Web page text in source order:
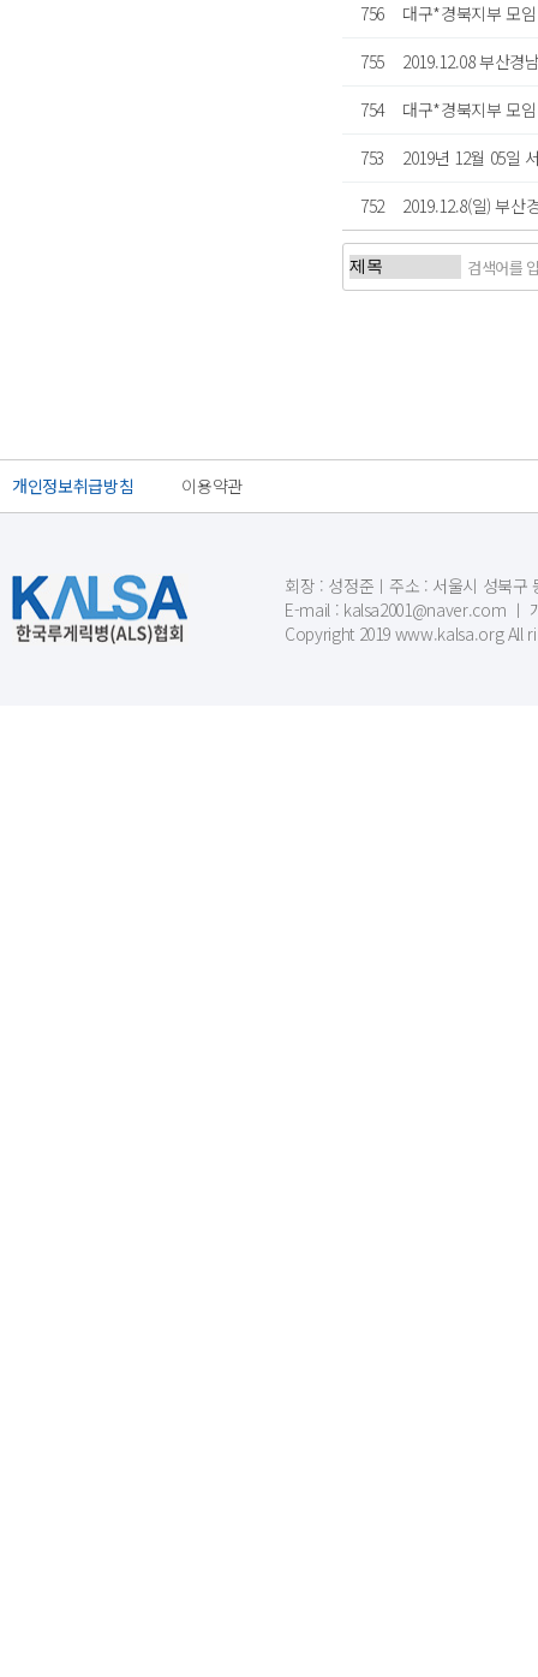
756
대구*경북지부 모
755
2019.12.08 부산경
754
대구*경북지부 모
753
2019년 12월 05일
752
2019.12.8(일) 부산
개인정보취급방침 이용약관
회장 : 성정준ㅣ주소 : 서울시 성북구
E-mail : kalsa2001@naver.com ㅣ
Copyright 2019 www.kalsa.org All